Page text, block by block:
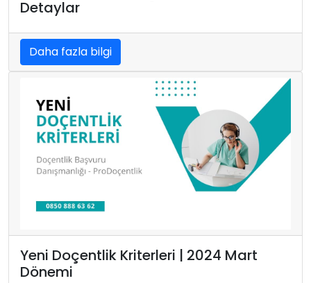
Detaylar
Daha fazla bilgi
Yeni Doçentlik Kriterleri | 2024 Mart
Dönemi